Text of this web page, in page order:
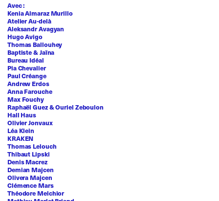
Avec :
Kenia Almaraz Murillo
Atelier Au-delà
Aleksandr Avagyan
Hugo Avigo
Thomas Ballouhey
Baptiste & Jaïna
Bureau Idéal
Pia Chevalier
Paul Créange
Andrew Erdos
Anna Farouche
Max Fouchy
Raphaël Guez & Ouriel Zeboulon
Hall Haus
Olivier Jonvaux
Léa Klein
KRAKEN
Thomas Lelouch
Thibaut Lipski
Denis Macrez
Demian Majcen
Olivera Majcen
Clémence Mars
Théodore Melchior